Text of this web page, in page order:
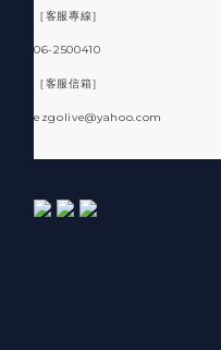
［客服專線］
06-2500410
［客服信箱］
ezgolive@yahoo.com